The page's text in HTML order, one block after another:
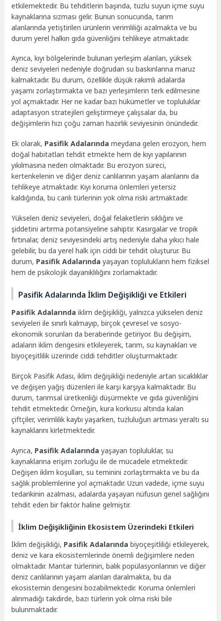
etkilemektedir. Bu tehditlerin başında, tuzlu suyun içme suyu
kaynaklarına sızması gelir. Bunun sonucunda, tarım
alanlarında yetiştirilen ürünlerin verimliliği azalmakta ve bu
durum yerel halkın gıda güvenliğini tehlikeye atmaktadır.
Ayrıca, kıyı bölgelerinde bulunan yerleşim alanları, yüksek
deniz seviyeleri nedeniyle doğrudan su baskınlarına maruz
kalmaktadır. Bu durum, özellikle düşük rakımlı adalarda
yaşamı zorlaştırmakta ve bazı yerleşimlerin terk edilmesine
yol açmaktadır. Her ne kadar bazı hükümetler ve topluluklar
adaptasyon stratejileri geliştirmeye çalışsalar da, bu
değişimlerin hızı çoğu zaman hazırlık seviyesinin önündedir.
Ek olarak, Pasifik Adalarında meydana gelen erozyon, hem
doğal habitatları tehdit etmekte hem de kıyı yapılarının
yıkılmasına neden olmaktadır. Bu erozyon süreci,
kertenkelenin ve diğer deniz canlılarının yaşam alanlarını da
tehlikeye atmaktadır. Kıyı koruma önlemleri yetersiz
kaldığında, bu canlı türlerinin yok olma riski artmaktadır.
Yükselen deniz seviyeleri, doğal felaketlerin sıklığını ve
şiddetini artırma potansiyeline sahiptir. Kasırgalar ve tropik
fırtınalar, deniz seviyesindeki artış nedeniyle daha yıkıcı hale
gelebilir, bu da yerel halk için ciddi bir tehdit oluşturur. Bu
durum, Pasifik Adalarında yaşayan toplulukların hem fiziksel
hem de psikolojik dayanıklılığını zorlamaktadır.
Pasifik Adalarında İklim Değişikliği ve Etkileri
Pasifik Adalarında iklim değişikliği, yalnızca yükselen deniz
seviyeleri ile sınırlı kalmayıp, birçok çevresel ve sosyo-
ekonomik sorunları da beraberinde getiriyor. Bu değişim,
adaların iklim dengesini etkileyerek, tarım, su kaynakları ve
biyoçeşitlilik üzerinde ciddi tehditler oluşturmaktadır.
Birçok Pasifik Adası, iklim değişikliği nedeniyle artan sıcaklıklar
ve değişen yağış düzenleri ile karşı karşıya kalmaktadır. Bu
durum, tarımsal üretkenliği düşürmekte ve gıda güvenliğini
tehdit etmektedir. Örneğin, kura korkusu altında kalan
çiftçiler, verimlilik kaybı yaşarken, tuzluluğun artması yeraltı su
kaynaklarını kirletmektedir.
Ayrıca, Pasifik Adalarında yaşayan topluluklar, su
kaynaklarına erişim zorluğu ile de mücadele etmektedir.
Değişen iklim koşulları, su teminini zorlaştırmakta ve bu da
sağlık problemlerine yol açmaktadır. Uzun vadede, içme suyu
tedarikinin azalması, adalarda yaşayan nüfusun genel sağlığını
tehdit eden bir faktör haline gelmiştir.
İklim Değişikliğinin Ekosistem Üzerindeki Etkileri
İklim değişikliği, Pasifik Adalarında biyoçeşitliliği etkileyerek,
deniz ve kara ekosistemlerinde önemli değişimlere neden
olmaktadır. Mantar türlerinin, balık popülasyonlarının ve diğer
deniz canlılarının yaşam alanları daralmakta, bu da
ekosistemin dengesini bozabilmektedir. Koruma önlemleri
alınmadığı takdirde, bazı türlerin yok olma riski bile
bulunmaktadır.